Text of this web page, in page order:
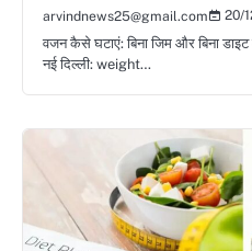
arvindnews25@gmail.com
20/
वजन कैसे घटाएं: बिना जिम और बिना
नई दिल्ली: weight…